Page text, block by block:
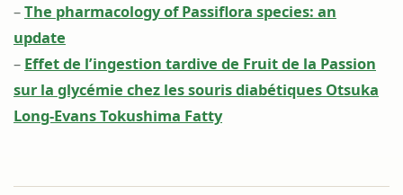
–The pharmacology of Passiflora species: an
update
– Effet de l’ingestion tardive de Fruit de la Passion
sur la glycémie chez les souris diabétiques Otsuka
Long-Evans Tokushima Fatty